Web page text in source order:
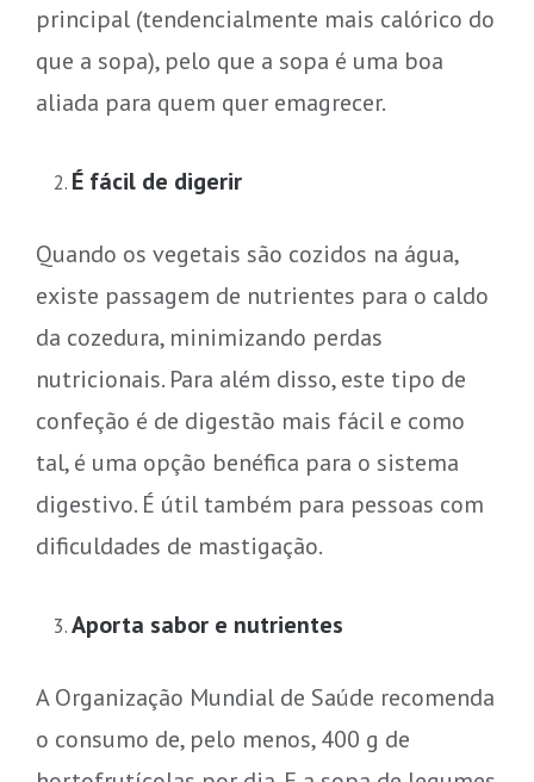
principal (tendencialmente mais calórico do
que a sopa), pelo que a sopa é uma boa
aliada para quem quer emagrecer.
É fácil de digerir
Quando os vegetais são cozidos na água,
existe passagem de nutrientes para o caldo
da cozedura, minimizando perdas
nutricionais. Para além disso, este tipo de
confeção é de digestão mais fácil e como
tal, é uma opção benéfica para o sistema
digestivo. É útil também para pessoas com
dificuldades de mastigação.
Aporta sabor e nutrientes
A Organização Mundial de Saúde recomenda
o consumo de, pelo menos, 400 g de